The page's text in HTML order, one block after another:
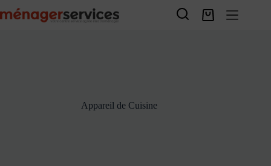
au
Panier
Appareil de Cuisine